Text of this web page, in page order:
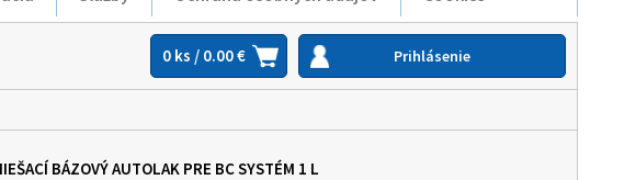
0 ks / 0.00 € Prihlásenie
BÁZOVÝ AUTOLAK PRE BC SYSTÉM 1 L